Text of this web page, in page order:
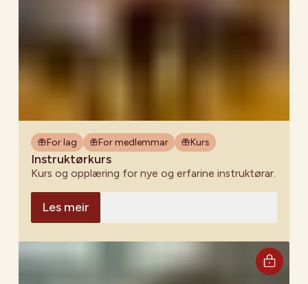
For lag For medlemmar Kurs
Instruktørkurs
Kurs og opplæring for nye og erfarine instruktørar.
Les meir